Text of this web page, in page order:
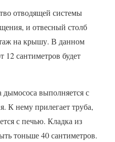
отводящей системы
и отвесный столб
на крышу. В данном
12 сантиметров будет
выполняется с
К нему прилегает труба,
с печью. Кладка из
тоньше 40 сантиметров.